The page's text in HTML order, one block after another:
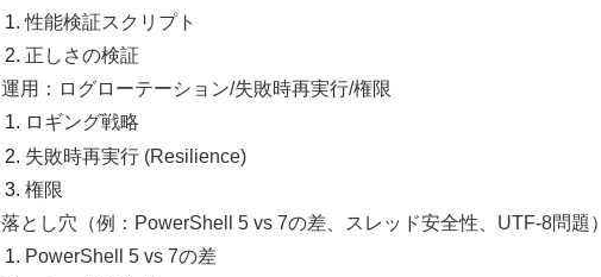
性能検証スクリプト
正しさの検証
運用：ログローテーション/失敗時再実行/権限
ロギング戦略
失敗時再実行 (Resilience)
権限
落とし穴（例：PowerShell 5 vs 7の差、スレッド安全性、UTF-8問題）
PowerShell 5 vs 7の差